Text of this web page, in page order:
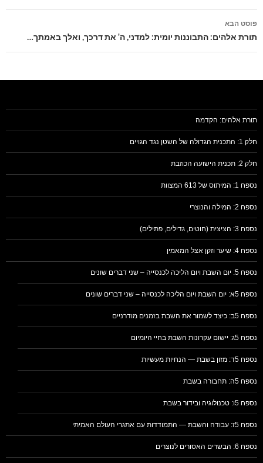
פוסט הבא
תורת אלהים: התבוננות יומית: למדני, ה' את דרכך, ואלך באמתך…
תורת אלהים: הקדמה
חלק 1: התכנית הגדולה של השטן נגד הגויים
חלק 2: תכנית הישועה הכוזבת
נספח 1: המיתוס של 613 המצוות
נספח 2: המילה והנוצרי
נספח 3: הציצית (חוטים, גדילים, פתילים)
נספח 4: שיער וזקן אצל המאמין
נספח 5: יום השבת ויום הליכה לכנסייה – שני דברים שונים
נספח 5א: יום השבת ויום הליכה לכנסייה – שני דברים שונים
נספח 5ב: כיצד לשמור את השבת בזמנים מודרניים
נספח 5ג: יישום עקרונות השבת בחיי היומיום
נספח 5ד: מזון בשבת — הנחיות מעשיות
נספח 5ה: תחבורה בשבת
נספח 5ו: טכנולוגיה ובידור בשבת
נספח 5ז: עבודה והשבת — התמודדות עם אתגרי העולם האמיתי
נספח 6: הבשרים האסורים לנוצרים